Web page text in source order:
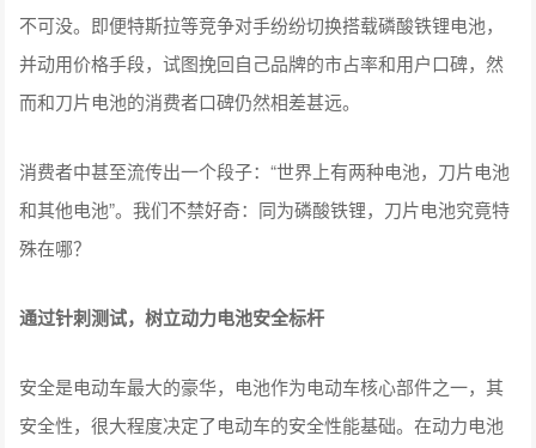
不可没。即便特斯拉等竞争对手纷纷切换搭载磷酸铁锂电池，
并动用价格手段，试图挽回自己品牌的市占率和用户口碑，然
而和刀片电池的消费者口碑仍然相差甚远。
消费者中甚至流传出一个段子：“世界上有两种电池，刀片电池
和其他电池”。我们不禁好奇：同为磷酸铁锂，刀片电池究竟特
殊在哪？
通过针刺测试，树立动力电池安全标杆
安全是电动车最大的豪华，电池作为电动车核心部件之一，其
安全性，很大程度决定了电动车的安全性能基础。在动力电池